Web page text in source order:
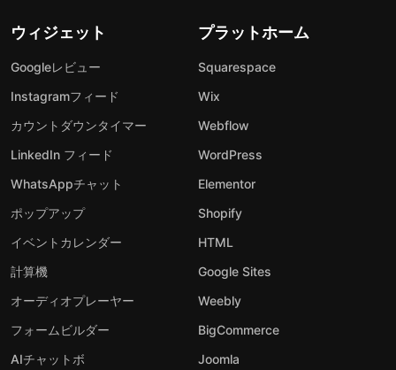
ウィジェット
Googleレビュー
Instagramフィード
カウントダウンタイマー
LinkedIn フィード
WhatsAppチャット
ポップアップ
イベントカレンダー
計算機
オーディオプレーヤー
フォームビルダー
AIチャットボ
プラットホーム
Squarespace
Wix
Webflow
WordPress
Elementor
Shopify
HTML
Google Sites
Weebly
BigCommerce
Joomla